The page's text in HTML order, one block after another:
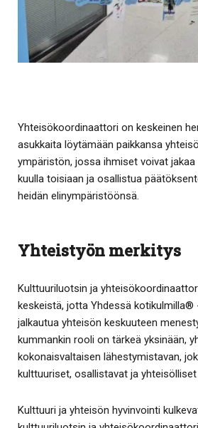
Yhteisökoordinaattori on keskeinen
asukkaita löytämään paikkansa
ympäristön, jossa ihmiset voivat jakaa
kuulla toisiaan ja osallistua
heidän elinympäristöönsä.
Yhteistyön merkitys
Kulttuuriluotsin ja
keskeistä, jotta Yhdessä kotikulmilla®
jalkautua yhteisön keskuuteen
kummankin rooli on tärkeä yksinään,
kokonaisvaltaisen lähestymistavan,
kulttuuriset, osallistavat ja
Kulttuuri ja yhteisön hyvinvointi